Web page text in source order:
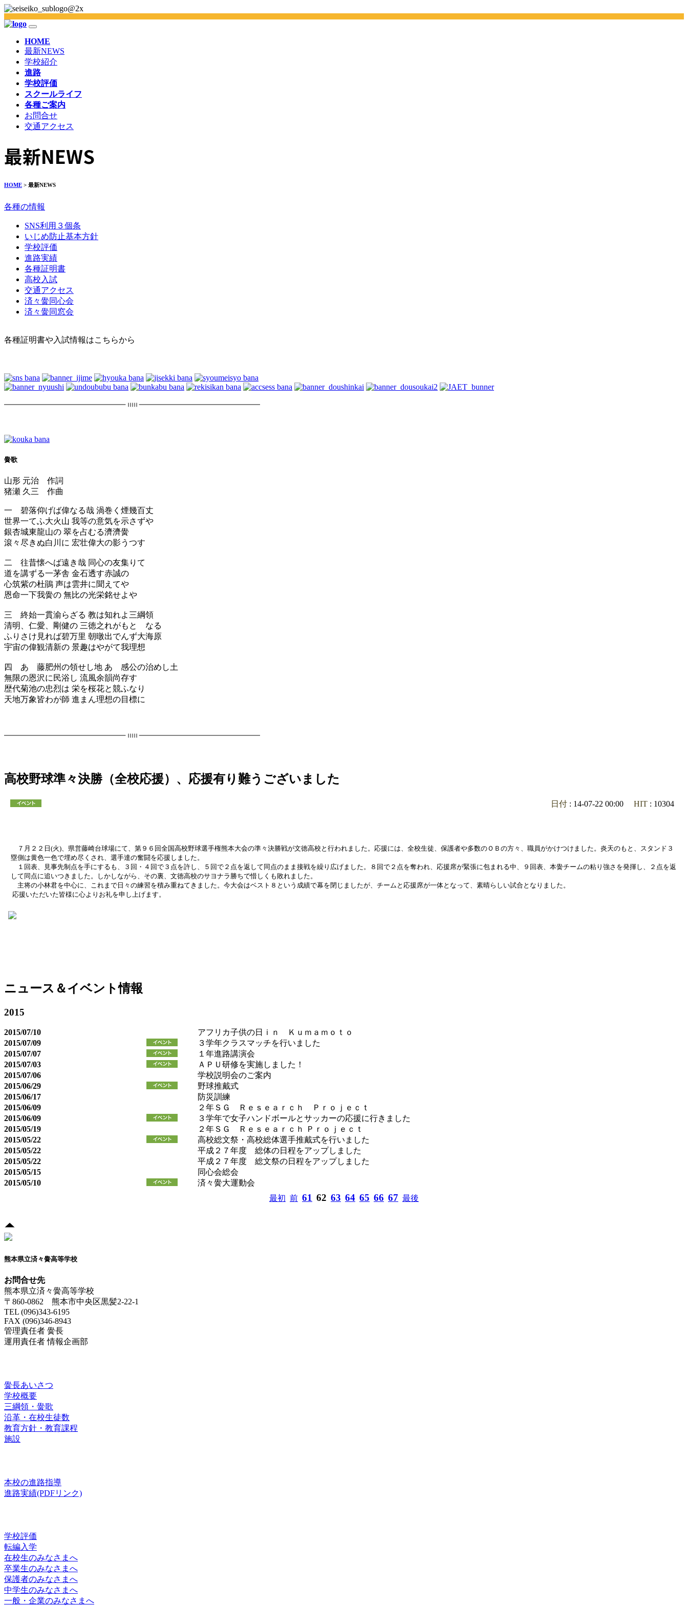
HOME
最新NEWS
学校紹介
進路
学校評価
スクールライフ
各種ご案内
お問合せ
交通アクセス
最新NEWS
HOME > 最新NEWS
各種の情報
SNS利用３個条
いじめ防止基本方針
学校評価
進路実績
各種証明書
高校入試
交通アクセス
済々黌同心会
済々黌同窓会
各種証明書や入試情報はこちらから
黌歌
山形 元治 作詞
猪瀬 久三 作曲
一 碧落仰げば偉なる哉 渦巻く煙幾百丈
世界一てふ大火山 我等の意気を示さずや
銀杏城東龍山の 翠を占むる濟濟黌
滾々尽きぬ白川に 宏壮偉大の影うつす
二 往昔懐へば遠き哉 同心の友集りて
道を講ずる一茅舎 金石透す赤誠の
心筑紫の杜鵑 声は雲井に聞えてや
恩命一下我黌の 無比の光栄銘せよや
三 終始一貫渝らざる 教は知れよ三綱領
清明、仁愛、剛健の 三徳之れがもとゝなる
ふりさけ見れば碧万里 朝暾出でんず大海原
宇宙の偉観清新の 景趣はやがて我理想
四 あゝ藤肥州の領せし地 あゝ感公の治めし土
無限の恩沢に民浴し 流風余韻尚存す
歴代菊池の忠烈は 栄を桜花と競ふなり
天地万象皆わが師 進まん理想の目標に
高校野球準々決勝（全校応援）、応援有り難うございました
日付 : 14-07-22 00:00 HIT : 10304
７月２２日(火)、県営藤崎台球場にて、第９６回全国高校野球選手権熊本大会の準々決勝戦が文徳高校と行われました。応援には、全校生徒、保護者や多数のＯＢの方々、職員がかけつけました。炎天のもと、スタンド３
塁側は黄色一色で埋め尽くされ、選手達の奮闘を応援しました。
１回表、見事先制点を手にするも、３回・４回で３点を許し、５回で２点を返して同点のまま接戦を繰り広げました。８回で２点を奪われ、応援席が緊張に包まれる中、９回表、本黌チームの粘り強さを発揮し、２点を返
して同点に追いつきました。しかしながら、その裏、文徳高校のサヨナラ勝ちで惜しくも敗れました。
主将の小林君を中心に、これまで日々の練習を積み重ねてきました。今大会はベスト８という成績で幕を閉じましたが、チームと応援席が一体となって、素晴らしい試合となりました。
応援いただいた皆様に心よりお礼を申し上げます。
ニュース＆イベント情報
2015
2015/07/10
アフリカ子供の日ｉｎ Ｋｕｍａｍｏｔｏ
2015/07/09
３学年クラスマッチを行いました
2015/07/07
１年進路講演会
2015/07/03
ＡＰＵ研修を実施しました！
2015/07/06
学校説明会のご案内
2015/06/29
野球推戴式
2015/06/17
防災訓練
2015/06/09
２年ＳＧ Ｒｅｓｅａｒｃｈ Ｐｒｏｊｅｃｔ
2015/06/09
３学年で女子ハンドボールとサッカーの応援に行きました
2015/05/19
２年ＳＧ Ｒｅｓｅａｒｃｈ Ｐｒｏｊｅｃｔ
2015/05/22
高校総文祭・高校総体選手推戴式を行いました
2015/05/22
平成２７年度 総体の日程をアップしました
2015/05/22
平成２７年度 総文祭の日程をアップしました
2015/05/15
同心会総会
2015/05/10
済々黌大運動会
最初 前 61 62 63 64 65 66 67 最後
熊本県立済々黌高等学校
お問合せ先
熊本県立済々黌高等学校
〒860-0862 熊本市中央区黒髪2-22-1
TEL (096)343-6195
FAX (096)346-8943
管理責任者 黌長
運用責任者 情報企画部
黌長あいさつ
学校概要
三綱領・黌歌
沿革・在校生徒数
教育方針・教育課程
施設
本校の進路指導
進路実績(PDFリンク)
学校評価
転編入学
在校生のみなさまへ
卒業生のみなさまへ
保護者のみなさまへ
中学生のみなさまへ
一般・企業のみなさまへ